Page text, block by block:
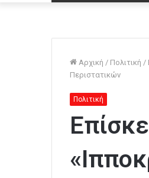
Αρχική / Πολιτική /
Περιστατικών
Πολιτική